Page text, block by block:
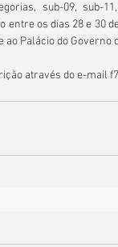
sub-09, sub-
os dias 28 e 30
Palácio do Governo
através do e-mail